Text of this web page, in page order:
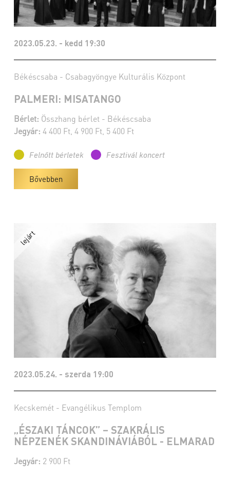
2023.05.23. - kedd 19:30
Békéscsaba - Csabagyöngye Kulturális Központ
PALMERI: MISATANGO
Bérlet: Összhang bérlet - Békéscsaba
Jegyár: 4 400 Ft, 4 900 Ft, 5 400 Ft
Felnőtt bérletek Fesztivál koncert
Bővebben
2023.05.24. - szerda 19:00
Kecskemét - Evangélikus Templom
„ÉSZAKI TÁNCOK” – SZAKRÁLIS
NÉPZENÉK SKANDINÁVIÁBÓL - ELMARAD
Jegyár: 2 900 Ft